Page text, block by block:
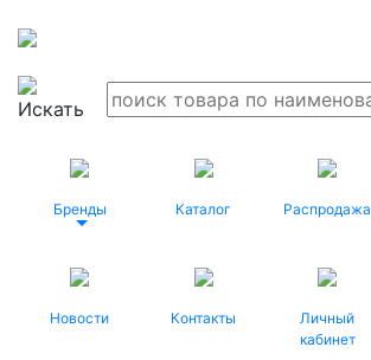
Бренды Каталог Распродажа
Новости Контакты
Личный
кабинет